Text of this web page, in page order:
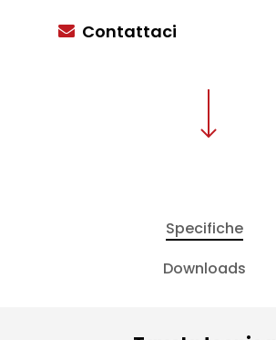
Contattaci
Specifiche
Downloads